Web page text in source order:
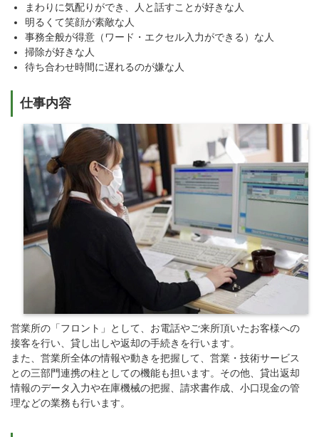
まわりに気配りができ、人と話すことが好きな人
明るくて笑顔が素敵な人
事務全般が得意（ワード・エクセル入力ができる）な人
掃除が好きな人
待ち合わせ時間に遅れるのが嫌な人
仕事内容
営業所の「フロント」として、お電話やご来所頂いたお客様への
接客を行い、貸し出しや返却の手続きを行います。
また、営業所全体の情報や動きを把握して、営業・技術サービス
との三部門連携の柱としての機能も担います。その他、貸出返却
情報のデータ入力や在庫機械の把握、請求書作成、小口現金の管
理などの業務も行います。